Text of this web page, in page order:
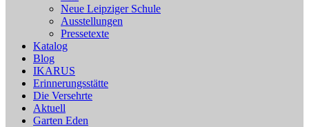
Neue Leipziger Schule
Ausstellungen
Pressetexte
Katalog
Blog
IKARUS
Erinnerungsstätte
Die Versehrte
Aktuell
Garten Eden